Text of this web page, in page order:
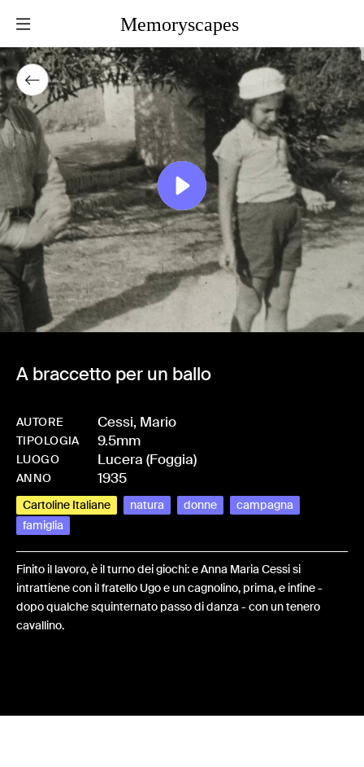
Memoryscapes
A braccetto per un ballo
AUTORE Cessi, Mario
TIPOLOGIA 9.5mm
LUOGO Lucera (Foggia)
ANNO 1935
Cartoline Italiane natura donne
campagna
famiglia
Finito il lavoro, è il turno dei giochi: e Anna Maria Cessi si
intrattiene con il fratello Ugo e un cagnolino, prima, e infine -
dopo qualche squinternato passo di danza - con un tenero
cavallino.